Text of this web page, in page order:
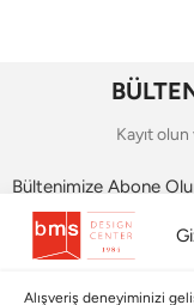
Alışveriş deneyiminizi
Kayıt
Bültenimize Abone